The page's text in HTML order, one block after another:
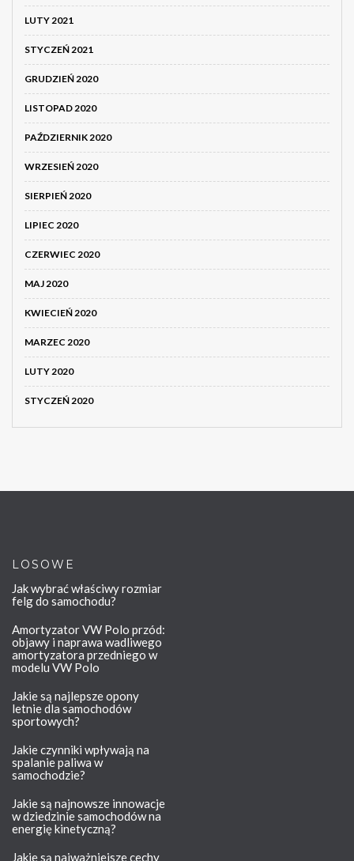
LUTY 2021
STYCZEŃ 2021
GRUDZIEŃ 2020
LISTOPAD 2020
PAŹDZIERNIK 2020
WRZESIEŃ 2020
SIERPIEŃ 2020
LIPIEC 2020
CZERWIEC 2020
MAJ 2020
KWIECIEŃ 2020
MARZEC 2020
LUTY 2020
STYCZEŃ 2020
LOSOWE
Jak wybrać właściwy rozmiar
felg do samochodu?
Amortyzator VW Polo przód:
objawy i naprawa wadliwego
amortyzatora przedniego w
modelu VW Polo
Jakie są najlepsze opony
letnie dla samochodów
sportowych?
Jakie czynniki wpływają na
spalanie paliwa w
samochodzie?
Jakie są najnowsze innowacje
w dziedzinie samochodów na
energię kinetyczną?
Jakie są najważniejsze cechy